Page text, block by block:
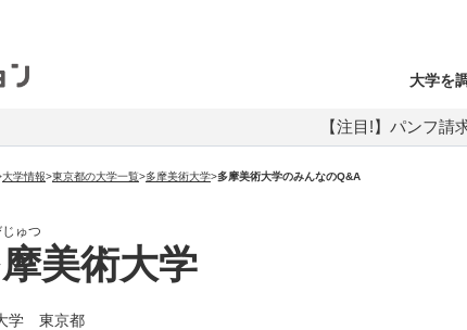
大学を
【注目!】パンフ請
大学情報>東京都の大学一覧>多摩美術大学>多摩美術大学のみんなのQ&A
ゅつ
美術大学
学 東京都